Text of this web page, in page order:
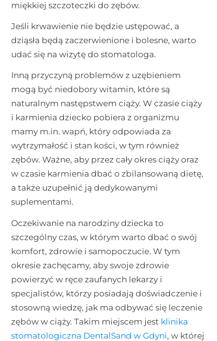
miękkiej szczoteczki do zębów.
Jeśli krwawienie nie będzie ustępować, a
dziąsła będą zaczerwienione i bolesne, warto
udać się na wizytę do stomatologa.
Inną przyczyną problemów z uzębieniem
mogą być niedobory witamin, które są
naturalnym następstwem ciąży. W czasie ciąży
i karmienia dziecko pobiera z organizmu
mamy m.in. wapń, który odpowiada za
wytrzymałość i stan kości, w tym również
zębów. Ważne, aby przez cały okres ciąży oraz
w czasie karmienia dbać o zbilansowaną dietę,
a także uzupełnić ją dedykowanymi
suplementami.
Oczekiwanie na narodziny dziecka to
szczególny czas, w którym warto dbać o swój
komfort, zdrowie i samopoczucie. W tym
okresie zachęcamy, aby swoje zdrowie
powierzyć w ręce zaufanych lekarzy i
specjalistów, którzy posiadają doświadczenie i
stosowną wiedzę, jak ma odbywać się leczenie
zębów w ciąży. Takim miejscem jest klinika
stomatologiczna DentalSand w Gdyni, w której